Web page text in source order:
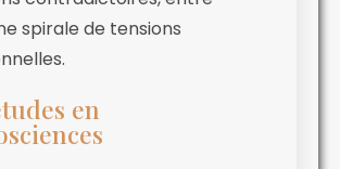
spirale de tensions
en